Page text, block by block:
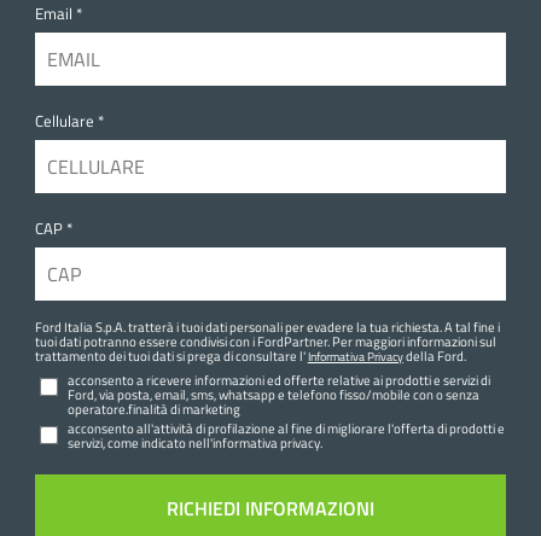
Email *
Cellulare *
CAP *
Ford Italia S.p.A. tratterà i tuoi dati personali per evadere la tua richiesta. A tal fine i
tuoi dati potranno essere condivisi con i FordPartner. Per maggiori informazioni sul
trattamento dei tuoi dati si prega di consultare l'Informativa Privacydella Ford.
acconsento a ricevere informazioni ed offerte relative ai prodotti e servizi di
Ford, via posta, email, sms, whatsapp e telefono fisso/mobile con o senza
operatore.finalità di marketing
acconsento all'attività di profilazione al fine di migliorare l'offerta di prodotti e
servizi, come indicato nell'informativa privacy.